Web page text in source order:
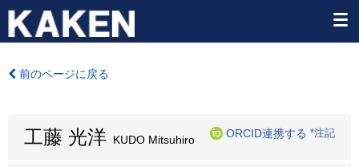
前のページに戻る
工藤 光洋 KUDO Mitsuhiro
ORCID連携する *注記